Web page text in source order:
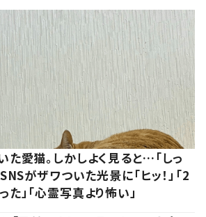
た愛猫。しかしよく見ると…「しっ
がザワついた光景に「ヒッ！」「2
」「心霊写真より怖い」